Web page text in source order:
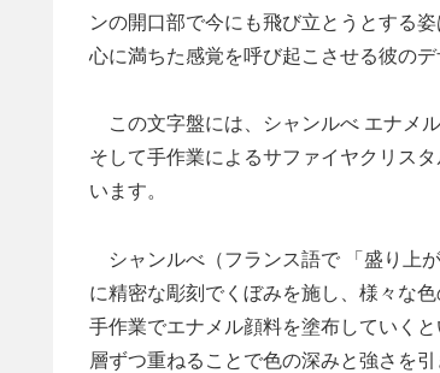
ンの開口部で今にも飛び立とうとする
心に満ちた感覚を呼び起こさせる彼の
この文字盤には、シャンルべ エナメ
そして手作業によるサファイヤクリス
います。
シャンルべ（フランス語で 「盛り上
に精密な彫刻でくぼみを施し、様々な
手作業でエナメル顔料を塗布していく
層ずつ重ねることで色の深みと強さを